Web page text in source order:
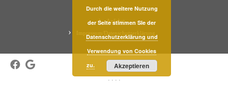
Kontakt
Anfahrt
· · · ·
Durch die weitere Nutzung
der Seite stimmen SIe der
Datenschutzerklärung und
Verwendung von Cookies
zu.
Akzeptieren